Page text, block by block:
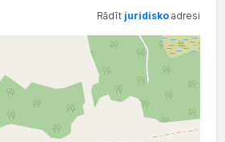
Rādīt juridisko adresi